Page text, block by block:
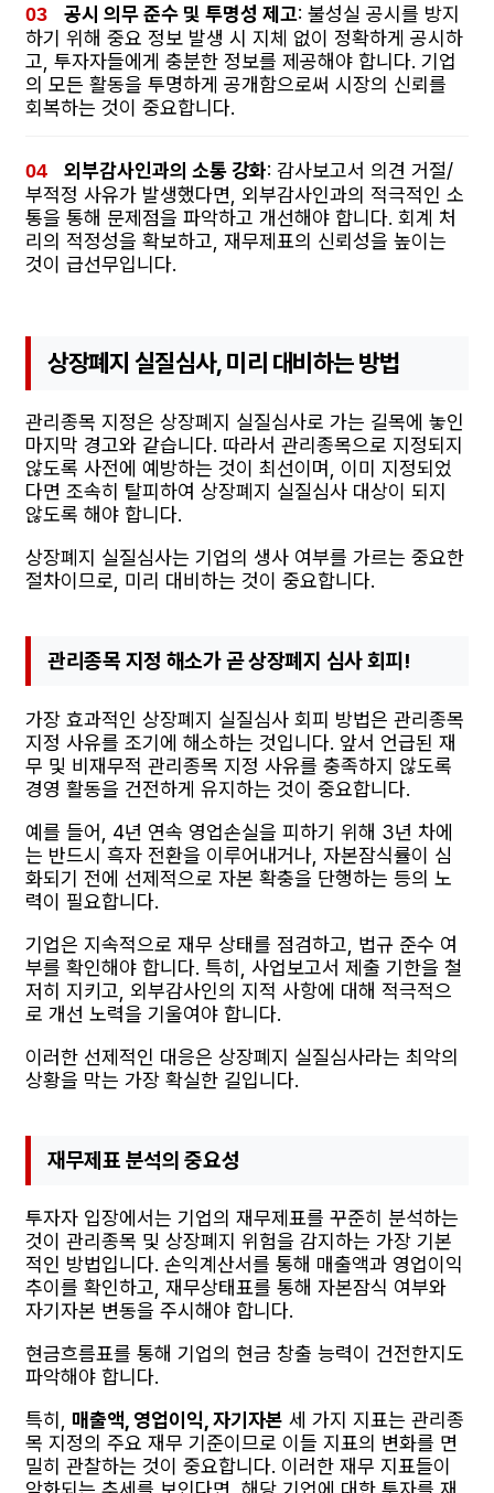
공시 의무 준수 및 투명성 제고: 불성실 공시를 방지
하기 위해 중요 정보 발생 시 지체 없이 정확하게 공시하
고, 투자자들에게 충분한 정보를 제공해야 합니다. 기업
의 모든 활동을 투명하게 공개함으로써 시장의 신뢰를
회복하는 것이 중요합니다.
외부감사인과의 소통 강화: 감사보고서 의견 거절/
부적정 사유가 발생했다면, 외부감사인과의 적극적인 소
통을 통해 문제점을 파악하고 개선해야 합니다. 회계 처
리의 적정성을 확보하고, 재무제표의 신뢰성을 높이는
것이 급선무입니다.
상장폐지 실질심사, 미리 대비하는 방법
관리종목 지정은 상장폐지 실질심사로 가는 길목에 놓인
마지막 경고와 같습니다. 따라서 관리종목으로 지정되지
않도록 사전에 예방하는 것이 최선이며, 이미 지정되었
다면 조속히 탈피하여 상장폐지 실질심사 대상이 되지
않도록 해야 합니다.
상장폐지 실질심사는 기업의 생사 여부를 가르는 중요한
절차이므로, 미리 대비하는 것이 중요합니다.
관리종목 지정 해소가 곧 상장폐지 심사 회피!
가장 효과적인 상장폐지 실질심사 회피 방법은 관리종목
지정 사유를 조기에 해소하는 것입니다. 앞서 언급된 재
무 및 비재무적 관리종목 지정 사유를 충족하지 않도록
경영 활동을 건전하게 유지하는 것이 중요합니다.
예를 들어, 4년 연속 영업손실을 피하기 위해 3년 차에
는 반드시 흑자 전환을 이루어내거나, 자본잠식률이 심
화되기 전에 선제적으로 자본 확충을 단행하는 등의 노
력이 필요합니다.
기업은 지속적으로 재무 상태를 점검하고, 법규 준수 여
부를 확인해야 합니다. 특히, 사업보고서 제출 기한을 철
저히 지키고, 외부감사인의 지적 사항에 대해 적극적으
로 개선 노력을 기울여야 합니다.
이러한 선제적인 대응은 상장폐지 실질심사라는 최악의
상황을 막는 가장 확실한 길입니다.
재무제표 분석의 중요성
투자자 입장에서는 기업의 재무제표를 꾸준히 분석하는
것이 관리종목 및 상장폐지 위험을 감지하는 가장 기본
적인 방법입니다. 손익계산서를 통해 매출액과 영업이익
추이를 확인하고, 재무상태표를 통해 자본잠식 여부와
자기자본 변동을 주시해야 합니다.
현금흐름표를 통해 기업의 현금 창출 능력이 건전한지도
파악해야 합니다.
특히, 매출액, 영업이익, 자기자본 세 가지 지표는 관리종
목 지정의 주요 재무 기준이므로 이들 지표의 변화를 면
밀히 관찰하는 것이 중요합니다. 이러한 재무 지표들이